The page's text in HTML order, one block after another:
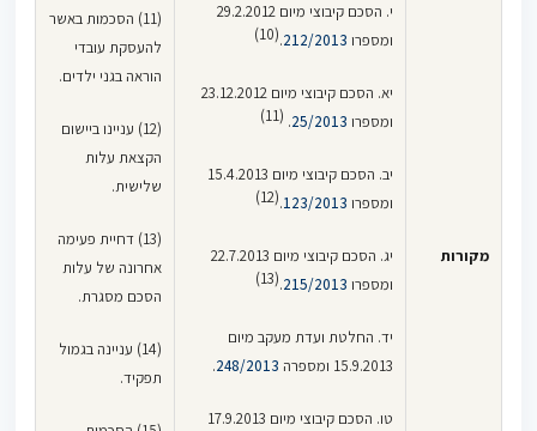
מקורות
י. הסכם קיבוצי מיום 29.2.2012
ומספרו 212/2013
.
(10)
יא. הסכם קיבוצי מיום 23.12.2012
ומספרו 25/2013
.
(11)
יב. הסכם קיבוצי מיום 15.4.2013
ומספרו 123/2013
.
(12)
יג. הסכם קיבוצי מיום 22.7.2013
ומספרו 215/2013
.
(13)
יד. החלטת ועדת מעקב מיום
15.9.2013 ומספרה
248/2013
.
טו. הסכם קיבוצי מיום 17.9.2013
(11) הסכמות באשר
להעסקת עובדי
הוראה בגני ילדים.
(12) עניינו ביישום
הקצאת עלות
שלישית.
(13) דחיית פעימה
אחרונה של עלות
הסכם מסגרת.
(14) עניינה בגמול
תפקיד.